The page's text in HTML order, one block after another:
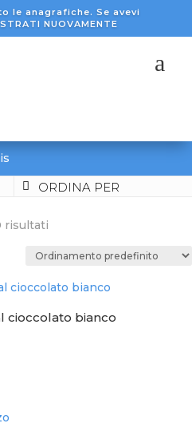
le anagrafiche. Se avevi
NUOVAMENTE
a
ORDINA PER
risultati
cioccolato bianco